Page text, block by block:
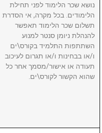
נושא שכר הלימוד לפני תחילת
הלימודים. בכל מקרה, אי הסדרת
תשלום שכר הלימוד תאפשר
להנהלת ניומן סנטר למנוע
השתתפות התלמיד בקורס\ים
ו/או בבחינות ו/או תגרום לעיכוב
תעודה או אישור/מסמך אחר כל
שהוא הקשור לקורס\ים.